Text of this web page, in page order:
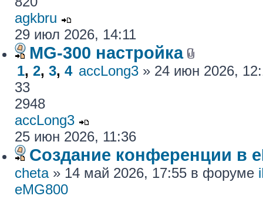
agkbru
29 июл 2026, 14:11
MG-300 настройка
1, 2, 3, 4 accLong3 » 24 июн 2026,
33
2948
accLong3
25 июн 2026, 11:36
Создание конференции в
cheta» 14 май 2026, 17:55 в форуме
eMG800